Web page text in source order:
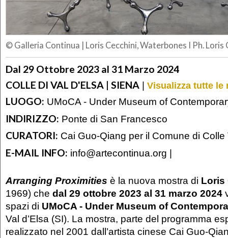
© Galleria Continua Loris Cecchini, Waterbones I Ph. Loris
Dal 29 Ottobre 2023 al 31 Marzo 2024
COLLE DI VAL D'ELSA | SIENA | Visualizza tutte le
LUOGO: UMoCA - Under Museum of
INDIRIZZO: Ponte di San Francesco
CURATORI: Cai Guo-Qiang per il Comune di Colle
E-MAIL INFO: info@artecontinua.org |
Arranging Proximities è la nuova mostra di Loris
1969) che dal 29 ottobre 2023 al 31 marzo 2024
spazi di UMoCA - Under Museum of
Val d’Elsa (SI). La mostra, parte del programma
realizzato nel 2001 dall’artista cinese Cai Guo-